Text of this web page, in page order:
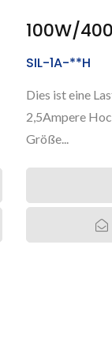
100W/
SIL-1A-**H
Dies ist eine
2,5Ampere
Größe...